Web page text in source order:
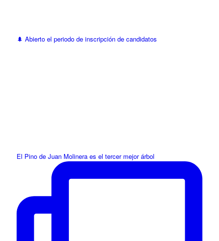
🌲 Abierto el periodo de inscripción de candidatos
El Pino de Juan Molinera es el tercer mejor árbol